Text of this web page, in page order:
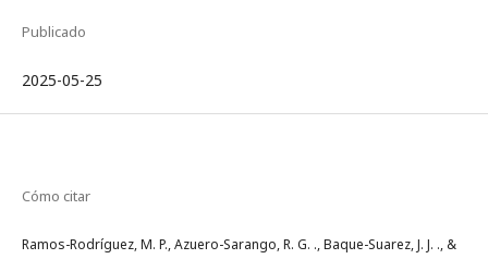
Publicado
2025-05-25
Cómo citar
Ramos-Rodríguez, M. P., Azuero-Sarango, R. G. ., Baque-Suarez, J. J. ., &